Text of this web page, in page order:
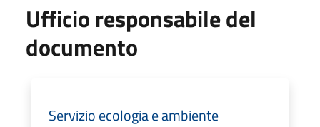
Ufficio responsabile del
documento
Servizio ecologia e ambiente